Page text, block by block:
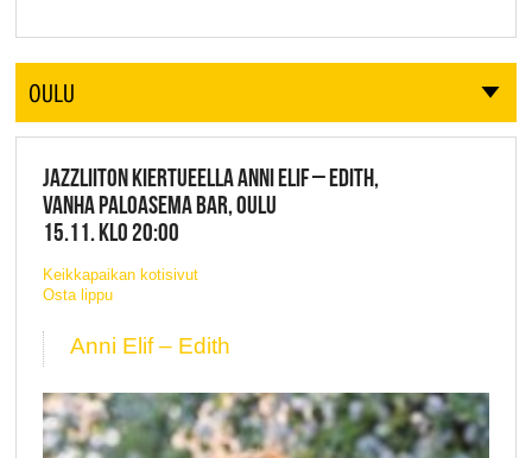
OULU
JAZZLIITON KIERTUEELLA ANNI ELIF – EDITH,
VANHA PALOASEMA BAR, OULU
15.11. KLO 20:00
Keikkapaikan kotisivut
Osta lippu
Anni Elif – Edith